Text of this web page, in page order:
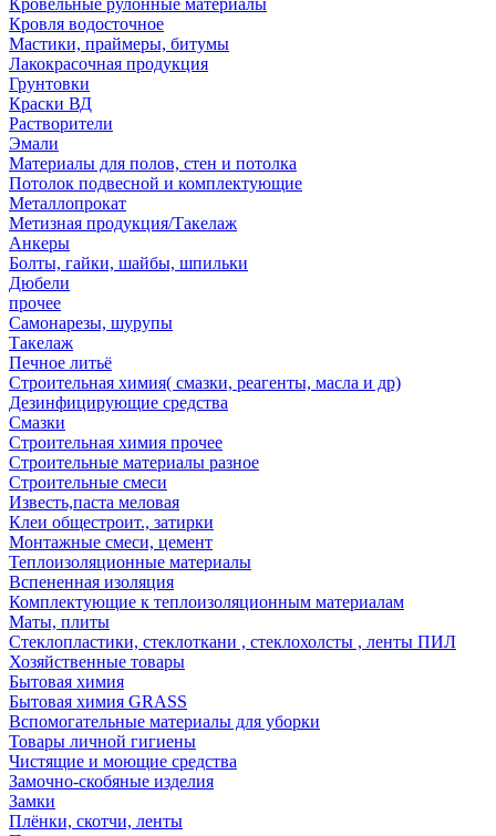
Кровельные рулонные материалы
Кровля водосточное
Мастики, праймеры, битумы
Лакокрасочная продукция
Грунтовки
Краски ВД
Растворители
Эмали
Материалы для полов, стен и потолка
Потолок подвесной и комплектующие
Металлопрокат
Метизная продукция/Такелаж
Анкеры
Болты, гайки, шайбы, шпильки
Дюбели
прочее
Самонарезы, шурупы
Такелаж
Печное литьё
Строительная химия( смазки, реагенты, масла и др)
Дезинфицирующие средства
Смазки
Строительная химия прочее
Строительные материалы разное
Строительные смеси
Известь,паста меловая
Клеи общестроит., затирки
Монтажные смеси, цемент
Теплоизоляционные материалы
Вспененная изоляция
Комплектующие к теплоизоляционным материалам
Маты, плиты
Стеклопластики, стеклоткани , стеклохолсты , ленты ПИЛ
Хозяйственные товары
Бытовая химия
Бытовая химия GRASS
Вспомогательные материалы для уборки
Товары личной гигиены
Чистящие и моющие средства
Замочно-скобяные изделия
Замки
Плёнки, скотчи, ленты